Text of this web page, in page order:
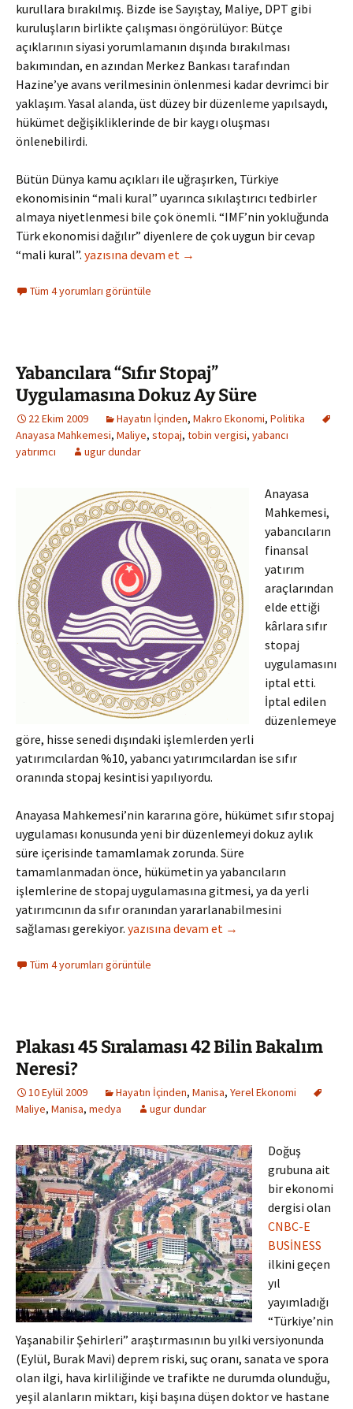
kurullara bırakılmış. Bizde ise Sayıştay, Maliye, DPT gibi
kuruluşların birlikte çalışması öngörülüyor: Bütçe
açıklarının siyasi yorumlamanın dışında bırakılması
bakımından, en azından Merkez Bankası tarafından
Hazine’ye avans verilmesinin önlenmesi kadar devrimci bir
yaklaşım. Yasal alanda, üst düzey bir düzenleme yapılsaydı,
hükümet değişikliklerinde de bir kaygı oluşması
önlenebilirdi.
Bütün Dünya kamu açıkları ile uğraşırken, Türkiye
ekonomisinin “mali kural” uyarınca sıkılaştırıcı tedbirler
almaya niyetlenmesi bile çok önemli. “IMF’nin yokluğunda
Türk ekonomisi dağılır” diyenlere de çok uygun bir cevap
“mali kural”. Ekonomide Teknik Takip Dönemi: “Mali Kural”
yazısına devam et →
Tüm 4 yorumları görüntüle
Yabancılara “Sıfır Stopaj”
Uygulamasına Dokuz Ay Süre
22 Ekim 2009 Hayatın İçinden, Makro Ekonomi, Politika
Anayasa Mahkemesi, Maliye, stopaj, tobin vergisi, yabancı
yatırımcı
ugur dundar
Anayasa
Mahkemesi,
yabancıların
finansal
yatırım
araçlarından
elde ettiği
kârlara sıfır
stopaj
uygulamasını
iptal etti.
İptal edilen
düzenlemeye
göre, hisse senedi dışındaki işlemlerden yerli
yatırımcılardan %10, yabancı yatırımcılardan ise sıfır
oranında stopaj kesintisi yapılıyordu.
Anayasa Mahkemesi’nin kararına göre, hükümet sıfır stopaj
uygulaması konusunda yeni bir düzenlemeyi dokuz aylık
süre içerisinde tamamlamak zorunda. Süre
tamamlanmadan önce, hükümetin ya yabancıların
işlemlerine de stopaj uygulamasına gitmesi, ya da yerli
yatırımcının da sıfır oranından yararlanabilmesini
sağlaması gerekiyor. Yabancılara “Sıfır Stopaj” Uygulamasına
yazısına devam et →
Tüm 4 yorumları görüntüle
Plakası 45 Sıralaması 42 Bilin Bakalım
Neresi?
10 Eylül 2009 Hayatın İçinden, Manisa, Yerel Ekonomi
Maliye, Manisa, medya ugur dundar
Doğuş
grubuna ait
bir ekonomi
dergisi olan
CNBC-E
BUSİNESS
ilkini geçen
yıl
yayımladığı
“Türkiye’nin
Yaşanabilir Şehirleri” araştırmasının bu yılki versiyonunda
(Eylül, Burak Mavi) deprem riski, suç oranı, sanata ve spora
olan ilgi, hava kirliliğinde ve trafikte ne durumda olunduğu,
yeşil alanların miktarı, kişi başına düşen doktor ve hastane